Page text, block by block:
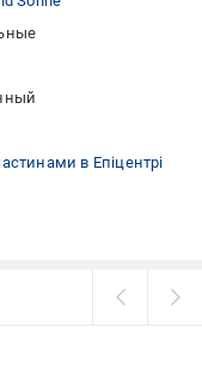
в Епіцентрі